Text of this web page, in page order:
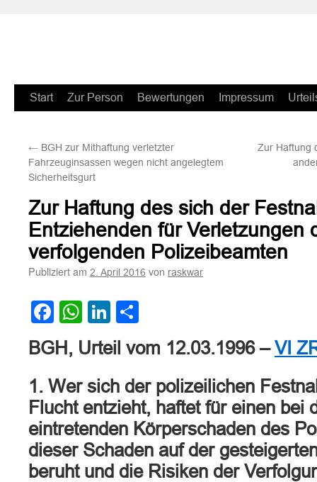
Zum
springen
Start Zur Person Bewertungen Impressum
← BGH zur Mithaftung verletzter
Fahrzeuginsassen wegen nicht angelegtem
Sicherheitsgurt
Zur Haftung
Zur Haftung des sich der
Entziehenden für Verletzungen
verfolgenden Polizeibeamten
Publiziert am 2. April 2016 von raskwar
Facebook
WhatsApp
LinkedIn
BGH, Urteil vom 12.03.1996 –VI
1. Wer sich der polizeilichen
Flucht entzieht, haftet für einen bei
eintretenden Körperschaden des
dieser Schaden auf der
beruht und die Risiken der